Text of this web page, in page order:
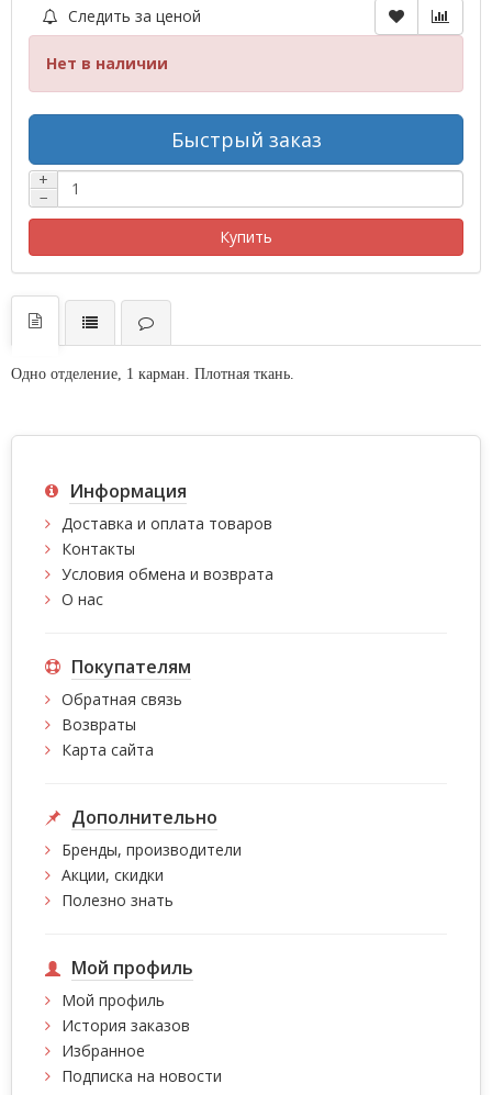
Следить за ценой
Нет в наличии
Быстрый заказ
+
−
Купить
Одно отделение, 1 карман. Плотная ткань.
Информация
Доставка и оплата товаров
Контакты
Условия обмена и возврата
О нас
Покупателям
Обратная связь
Возвраты
Карта сайта
Дополнительно
Бренды, производители
Акции, скидки
Полезно знать
Мой профиль
Мой профиль
История заказов
Избранное
Подписка на новости